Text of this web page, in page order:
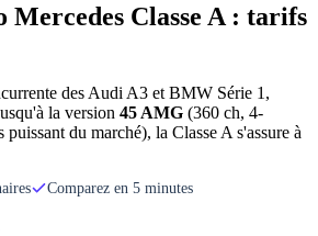
Mercedes Classe A : tarifs
des Audi A3 et BMW Série 1,
la version 45 AMG (360 ch, 4-
du marché), la Classe A s'assure à
Comparez en 5 minutes